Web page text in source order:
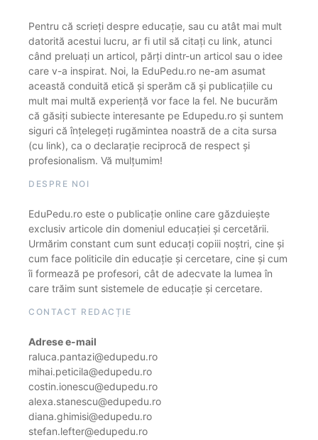
Pentru că scrieți despre educație, sau cu atât mai mult
datorită acestui lucru, ar fi util să citați cu link, atunci
când preluați un articol, părți dintr-un articol sau o idee
care v-a inspirat. Noi, la EduPedu.ro ne-am asumat
această conduită etică și sperăm că și publicațiile cu
mult mai multă experiență vor face la fel. Ne bucurăm
că găsiți subiecte interesante pe Edupedu.ro și suntem
siguri că înțelegeți rugămintea noastră de a cita sursa
(cu link), ca o declarație reciprocă de respect și
profesionalism. Vă mulțumim!
DESPRE NOI
EduPedu.ro este o publicație online care găzduiește
exclusiv articole din domeniul educației și cercetării.
Urmărim constant cum sunt educați copiii noștri, cine și
cum face politicile din educație și cercetare, cine și cum
îi formează pe profesori, cât de adecvate la lumea în
care trăim sunt sistemele de educație și cercetare.
CONTACT REDACȚIE
Adrese e-mail
raluca.pantazi@edupedu.ro
mihai.peticila@edupedu.ro
costin.ionescu@edupedu.ro
alexa.stanescu@edupedu.ro
diana.ghimisi@edupedu.ro
stefan.lefter@edupedu.ro